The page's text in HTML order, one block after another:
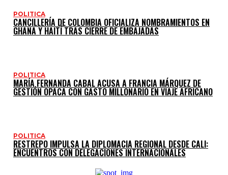
POLITICA
CANCILLERÍA DE COLOMBIA OFICIALIZA NOMBRAMIENTOS EN
GHANA Y HAITÍ TRAS CIERRE DE EMBAJADAS
POLITICA
MARÍA FERNANDA CABAL ACUSA A FRANCIA MÁRQUEZ DE
GESTIÓN OPACA CON GASTO MILLONARIO EN VIAJE AFRICANO
POLITICA
RESTREPO IMPULSA LA DIPLOMACIA REGIONAL DESDE CALI:
ENCUENTROS CON DELEGACIONES INTERNACIONALES